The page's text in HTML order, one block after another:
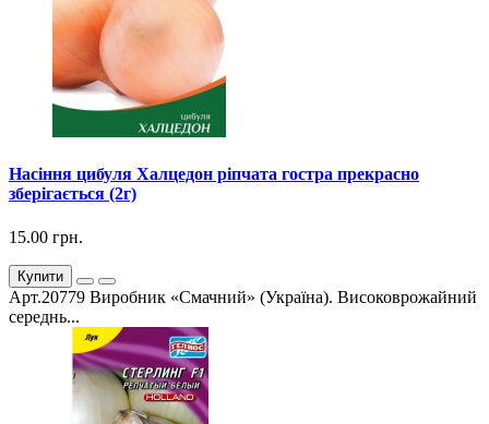
Насіння цибуля Халцедон ріпчата гостра прекрасно
зберігається (2г)
15.00 грн.
Купити
Арт.20779 Виробник «Смачний» (Україна). Високоврожайний
середнь...